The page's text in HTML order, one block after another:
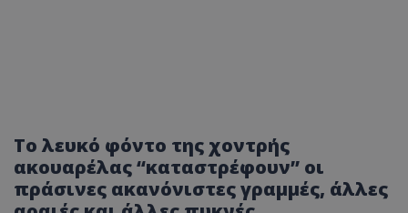
Το λευκό φόντο της χοντρής
ακουαρέλας “καταστρέφουν” οι
πράσινες ακανόνιστες γραμμές, άλλες